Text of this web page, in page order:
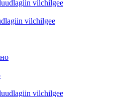
vilchilgee